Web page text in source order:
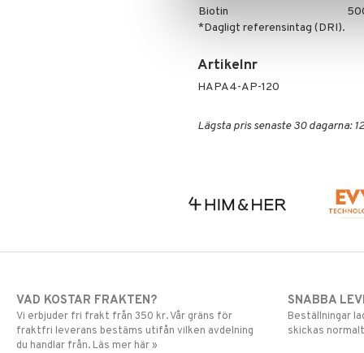
Biotin
*Dagligt referensintag (DRI).
Artikelnr
HAPA4-AP-120
Lägsta pris senaste 30 dagarna:
VAD KOSTAR FRAKTEN?
Vi erbjuder fri frakt från 350 kr. Vår gräns för
fraktfri leverans bestäms utifån vilken avdelning
du handlar från. Läs mer här »
SNABBA
Beställningar
skickas